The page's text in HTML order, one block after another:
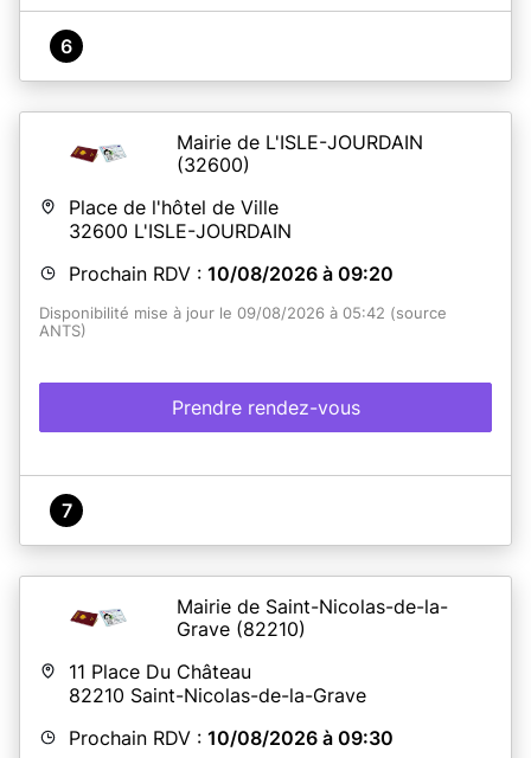
6
Mairie de L'ISLE-JOURDAIN
(32600)
Place de l'hôtel de Ville
32600 L'ISLE-JOURDAIN
Prochain RDV : 10/08/2026 à 09:20
Disponibilité mise à jour le 09/08/2026 à 05:42 (source
ANTS)
Prendre rendez-vous
7
Mairie de Saint-Nicolas-de-la-
Grave (82210)
11 Place Du Château
82210 Saint-Nicolas-de-la-Grave
Prochain RDV : 10/08/2026 à 09:30